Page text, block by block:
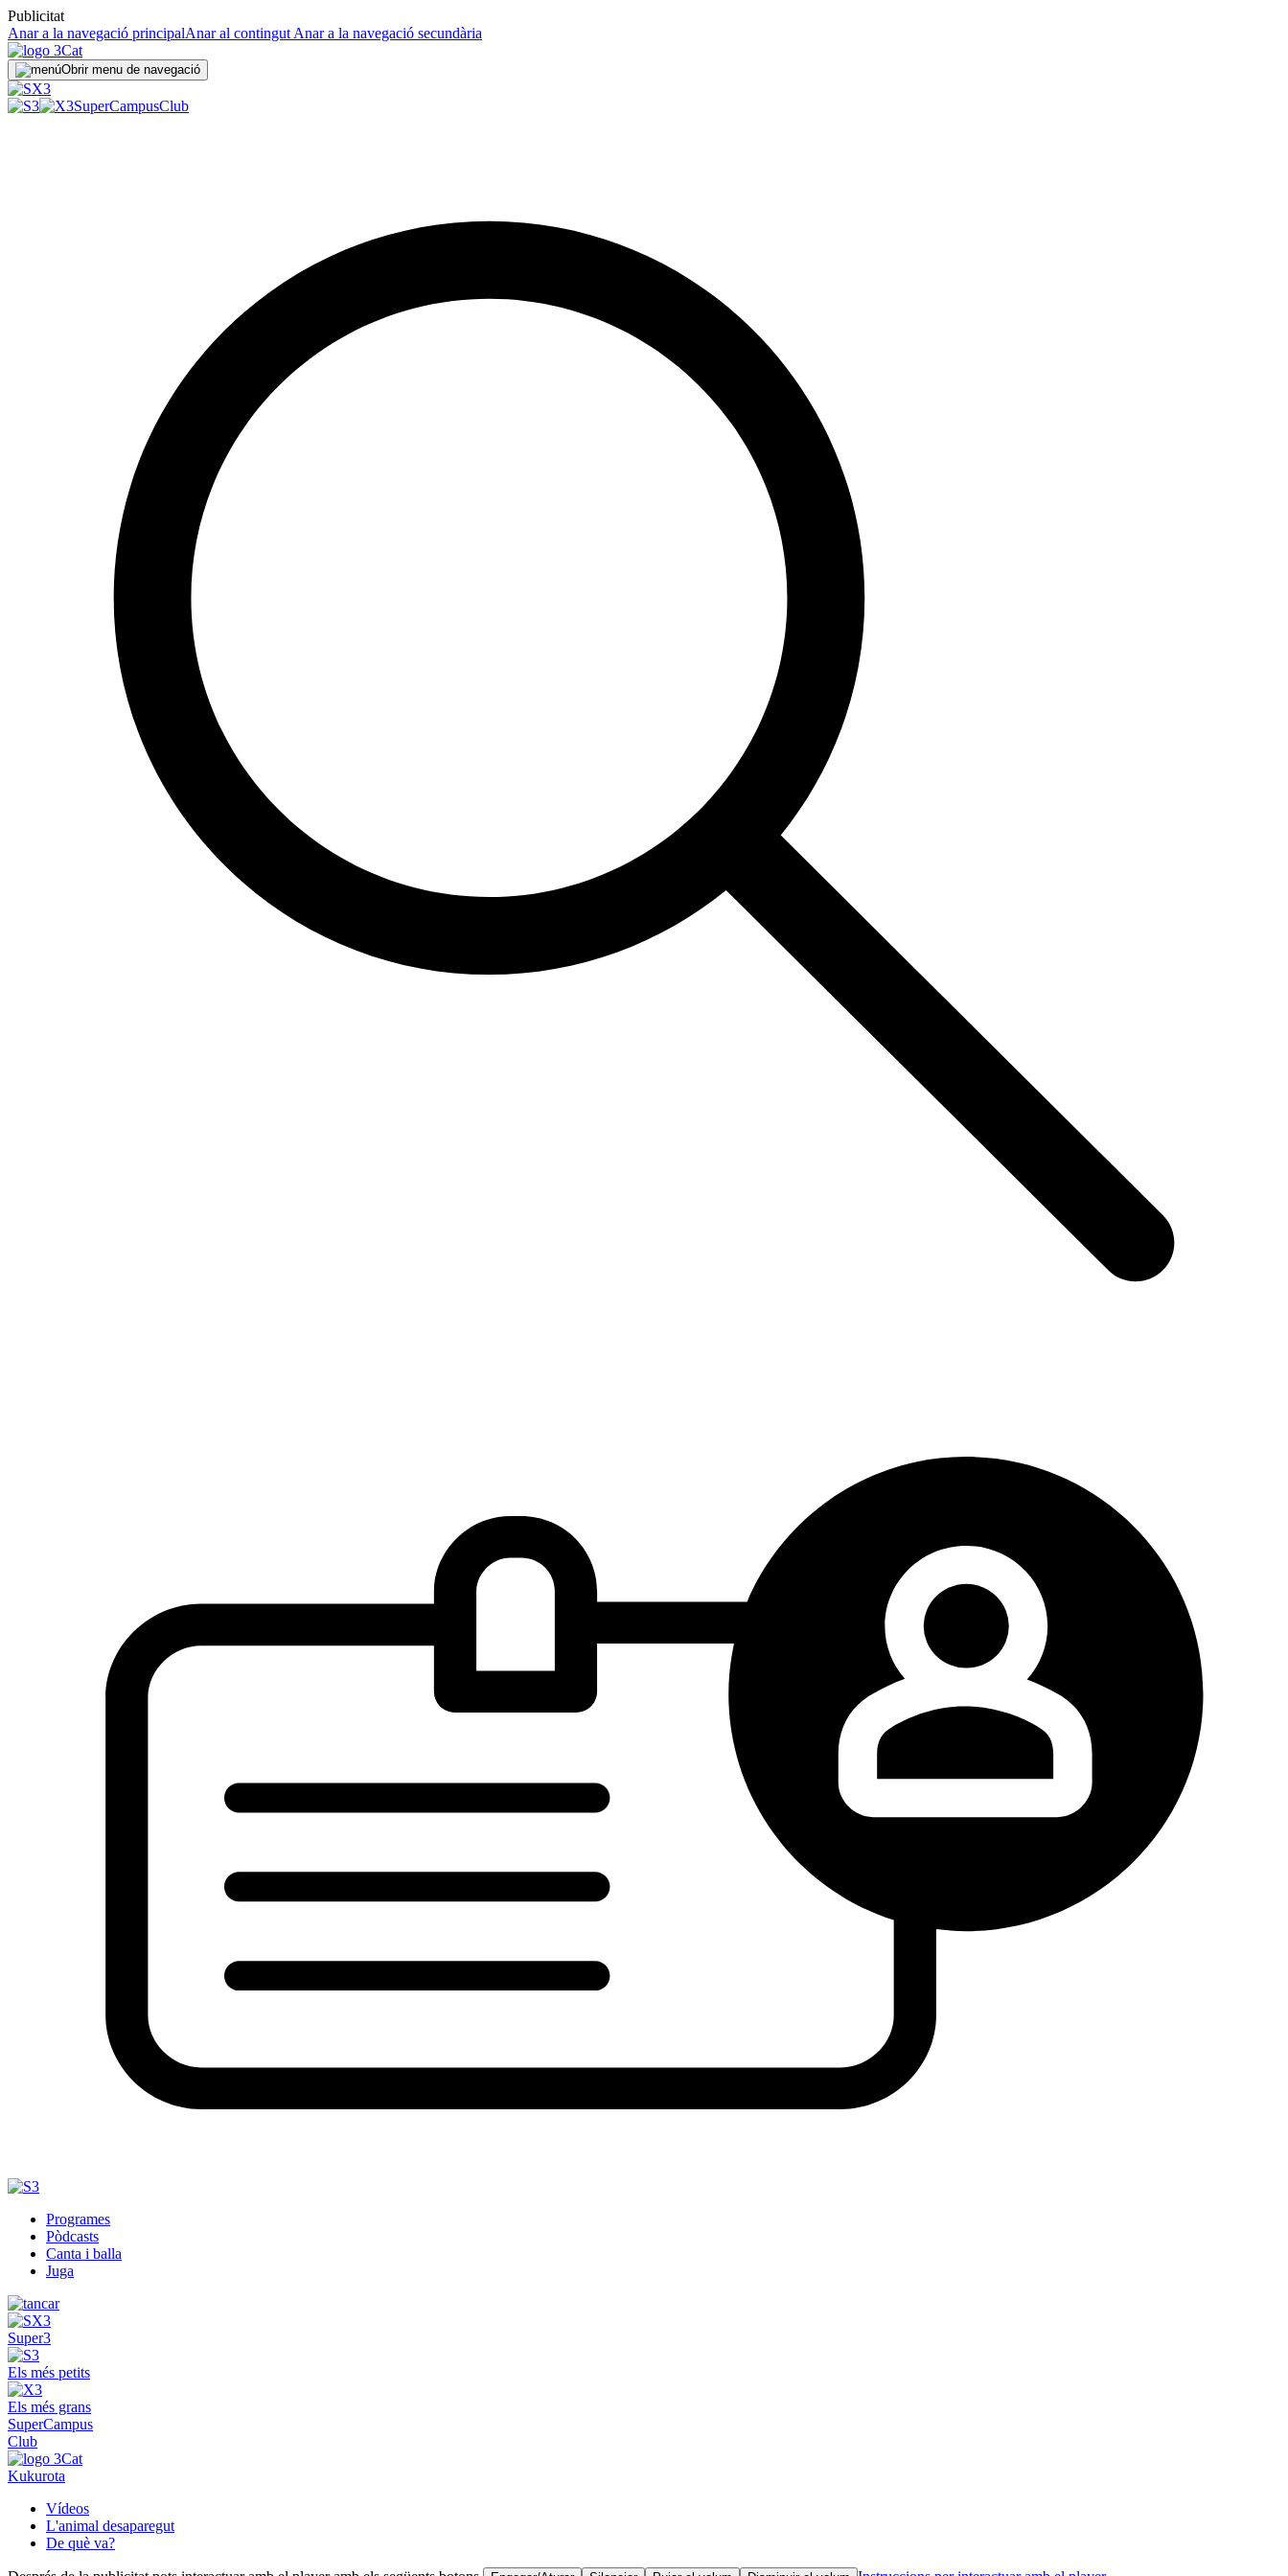
Publicitat
Anar a la navegació principalAnar al contingut Anar a la navegació secundària
Obrir menu de navegació
SuperCampusClub
Programes
Pòdcasts
Canta i balla
Juga
Super3
Els més petits
Els més grans
SuperCampus
Club
Kukurota
Vídeos
L'animal desaparegut
De què va?